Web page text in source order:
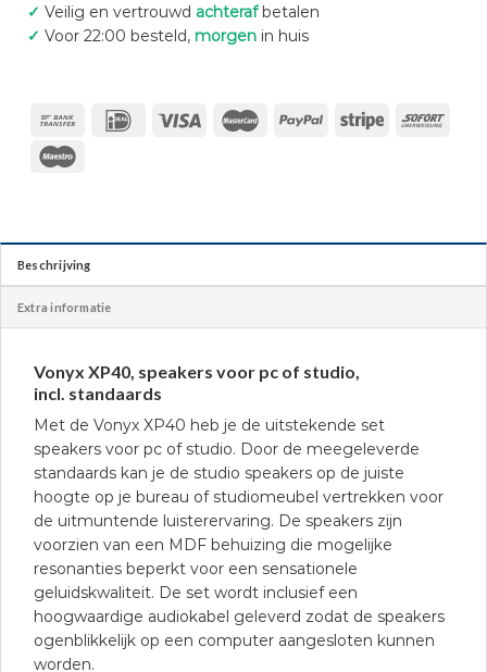
✓ Veilig en vertrouwd achterafbetalen
✓ Voor 22:00 besteld, morgenin huis
Beschrijving
Extra informatie
Vonyx XP40, speakers voor pc of studio,
incl. standaards
Met de Vonyx XP40 heb je de uitstekende set
speakers voor pc of studio. Door de meegeleverde
standaards kan je de studio speakers op de juiste
hoogte op je bureau of studiomeubel vertrekken voor
de uitmuntende luisterervaring. De speakers zijn
voorzien van een MDF behuizing die mogelijke
resonanties beperkt voor een sensationele
geluidskwaliteit. De set wordt inclusief een
hoogwaardige audiokabel geleverd zodat de speakers
ogenblikkelijk op een computer aangesloten kunnen
worden.